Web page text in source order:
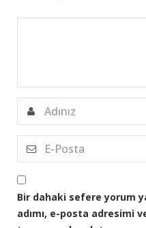
Bir dahaki sefere yorum
adımı, e-posta adresimi